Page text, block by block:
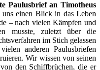
Paulusbrief an Timotheus
uns einen Blick in das Leben
– nach vielen Kämpfen und
musste, zuletzt über die
im Stich gelassen
anderen Paulusbriefen
Wir wissen von seinen
den Schiffbrüchen, die er